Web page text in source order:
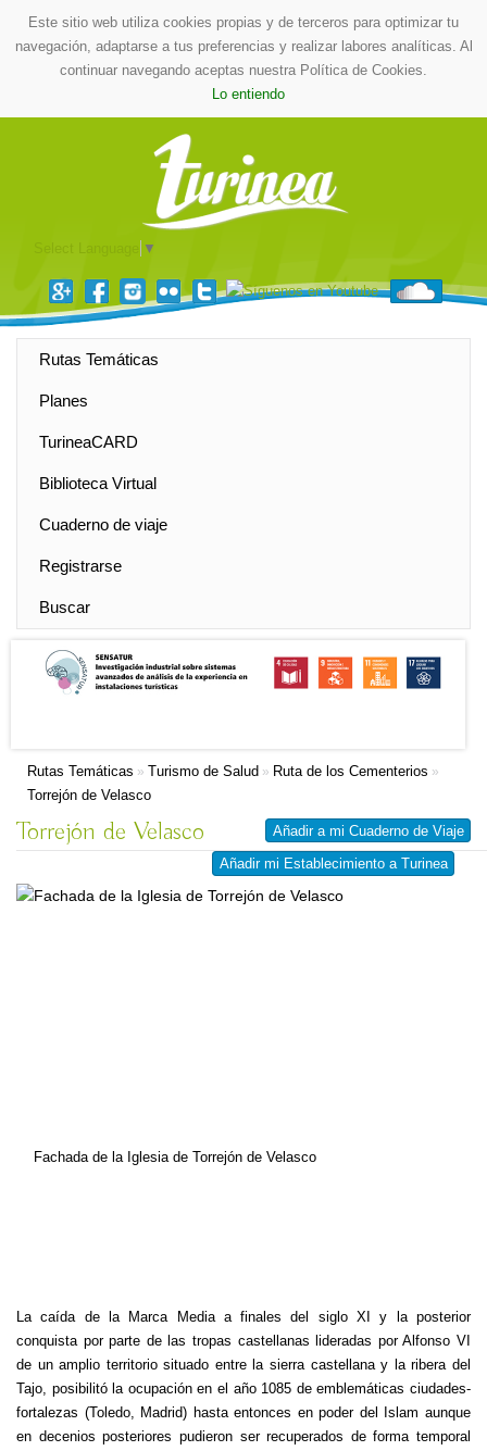
Este sitio web utiliza cookies propias y de terceros para optimizar tu
navegación, adaptarse a tus preferencias y realizar labores analíticas. Al
continuar navegando aceptas nuestra Política de Cookies.
Lo entiendo
▼
Rutas Temáticas
Planes
TurineaCARD
Biblioteca Virtual
Cuaderno de viaje
Registrarse
Buscar
Rutas Temáticas » Turismo de Salud » Ruta de los Cementerios »
Torrejón de Velasco
Añadir a mi Cuaderno de Viaje
Añadir mi Establecimiento a Turinea
Torrejón de Velasco
Fachada de la Iglesia de Torrejón de Velasco
La caída de la Marca Media a finales del siglo XI y la posterior
conquista por parte de las tropas castellanas lideradas por Alfonso VI
de un amplio territorio situado entre la sierra castellana y la ribera del
Tajo, posibilitó la ocupación en el año 1085 de emblemáticas ciudades-
fortalezas (Toledo, Madrid) hasta entonces en poder del Islam aunque
en decenios posteriores pudieron ser recuperados de forma temporal